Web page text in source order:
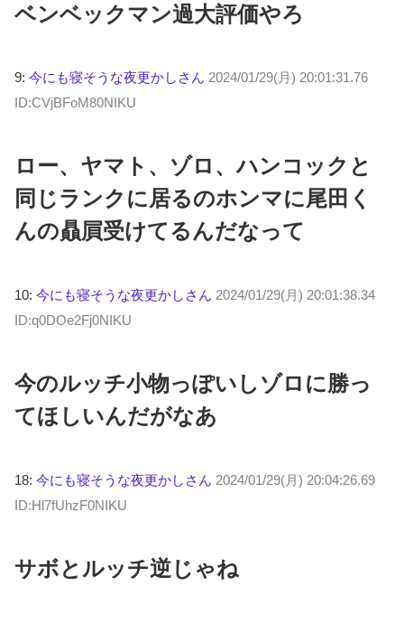
ベンベックマン過大評価やろ
9: 今にも寝そうな夜更かしさん 2024/01/29(月) 20:01:31.76
ID:CVjBFoM80NIKU
ロー、ヤマト、ゾロ、ハンコックと
同じランクに居るのホンマに尾田く
んの贔屓受けてるんだなって
10: 今にも寝そうな夜更かしさん 2024/01/29(月) 20:01:38.34
ID:q0DOe2Fj0NIKU
今のルッチ小物っぽいしゾロに勝っ
てほしいんだがなあ
18: 今にも寝そうな夜更かしさん 2024/01/29(月) 20:04:26.69
ID:Hl7fUhzF0NIKU
サボとルッチ逆じゃね